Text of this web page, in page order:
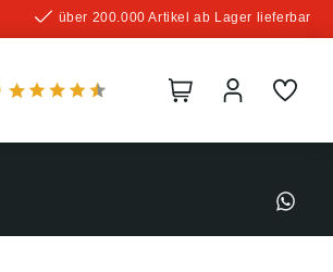
über 200.000 Artikel ab Lager lieferbar